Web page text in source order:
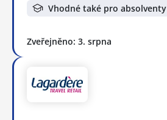
Vhodné také pro absolventy
Zveřejněno: 3. srpna